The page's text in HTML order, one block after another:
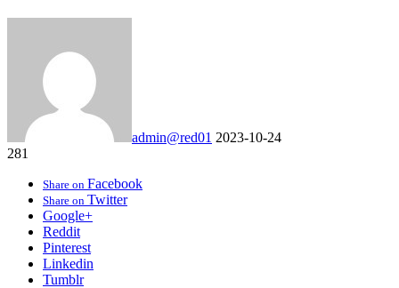
admin@red01 2023-10-24
281
Share on Facebook
Share on Twitter
Google+
Reddit
Pinterest
Linkedin
Tumblr